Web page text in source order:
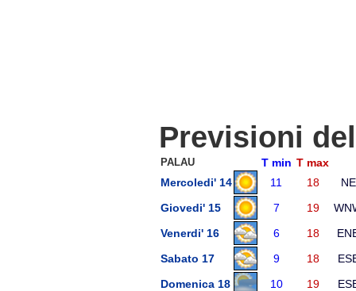
Previsioni
PALAU T min T max
Mercoledi' 14
11 18
NE
Giovedi' 15
7 19
Venerdi' 16
6 18
Sabato 17
9 18
Domenica 18
10 19